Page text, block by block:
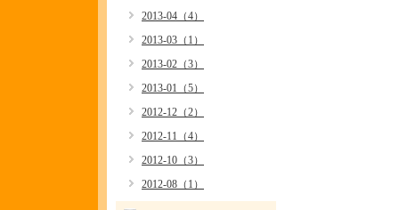
2013-04（4）
2013-03（1）
2013-02（3）
2013-01（5）
2012-12（2）
2012-11（4）
2012-10（3）
2012-08（1）